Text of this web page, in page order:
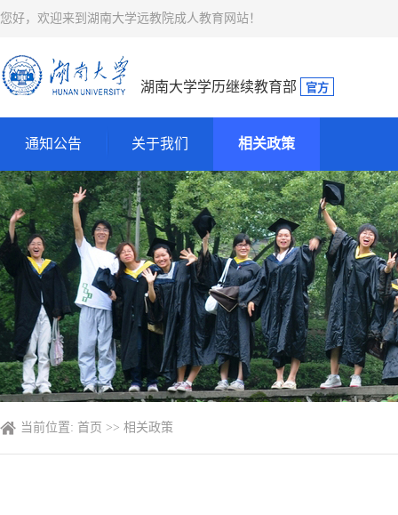
您好，欢迎来到湖南大学远教院成人教育网站！
湖南大学学历继续教育部 官方
通知公告 关于我们 相关政策
当前位置: 首页 >> 相关政策